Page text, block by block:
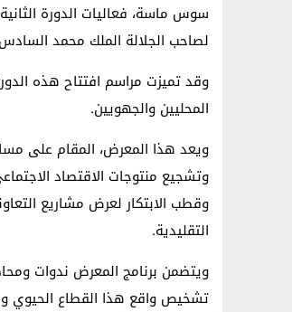
سوس ماسة، فعاليات الدورة
لصاحب الجلالة الملك محمد السادس نصره الله، خلال
وقد تميزت مراسم افتتاح هذه
المحليين والجهويين.
وتشجيع منتوجات الاقتصاد
وقطب الابتكار لعرض مشاريع
التقليدية.
ويتضمن برنامج المعرض ندوات
تشخيص واقع هذا القطاع الحيوي